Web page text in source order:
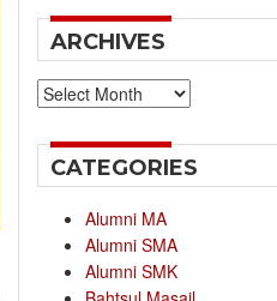
ARCHIVES
Archives
CATEGORIES
Alumni MA
Alumni SMA
Alumni SMK